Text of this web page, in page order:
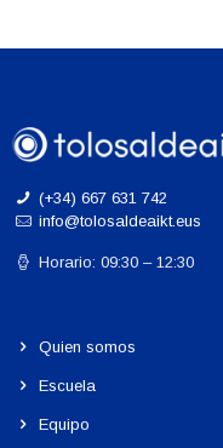
(+34) 667 631 742
info@tolosaldeaikt.eus
Horario: 09:30 – 12:30
Quien somos
Escuela
Equipo